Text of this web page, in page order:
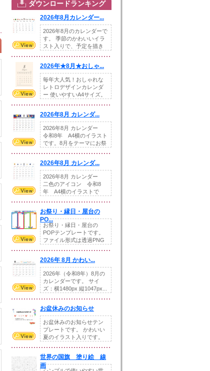
ダウンロードランキング
2026年8月カレンダー...
2026年8月のカレンダーで
す。 季節のかわいいイラ
スト入りで、予定を描き
2026年★8月★おしゃ...
毎年大人気！おしゃれな
レトロデザインカレンダ
ー 使いやすいA4サイズ。
2026年8月 カレンダ...
2026年8月 カレンダー
令和8年 A4横のイラスト
です。8月をテーマにお祭
2026年8月 カレンダ...
2026年8月 カレンダー
二色のアイコン 令和8
年 A4横のイラストで
お祭り・縁日・屋台の
PO...
お祭り・縁日・屋台の
POPテンプレートです。
ファイル形式は透過PNG
2026年 8月 かわい...
2026年（令和8年）8月の
カレンダーです。 サイ
ズ：横1480px 縦1047px...
お盆休みのお知らせ
お盆休みのお知らせテン
プレートです。 かわいい
夏のイラスト入りです。
世界の国旗 塗り絵 線
画